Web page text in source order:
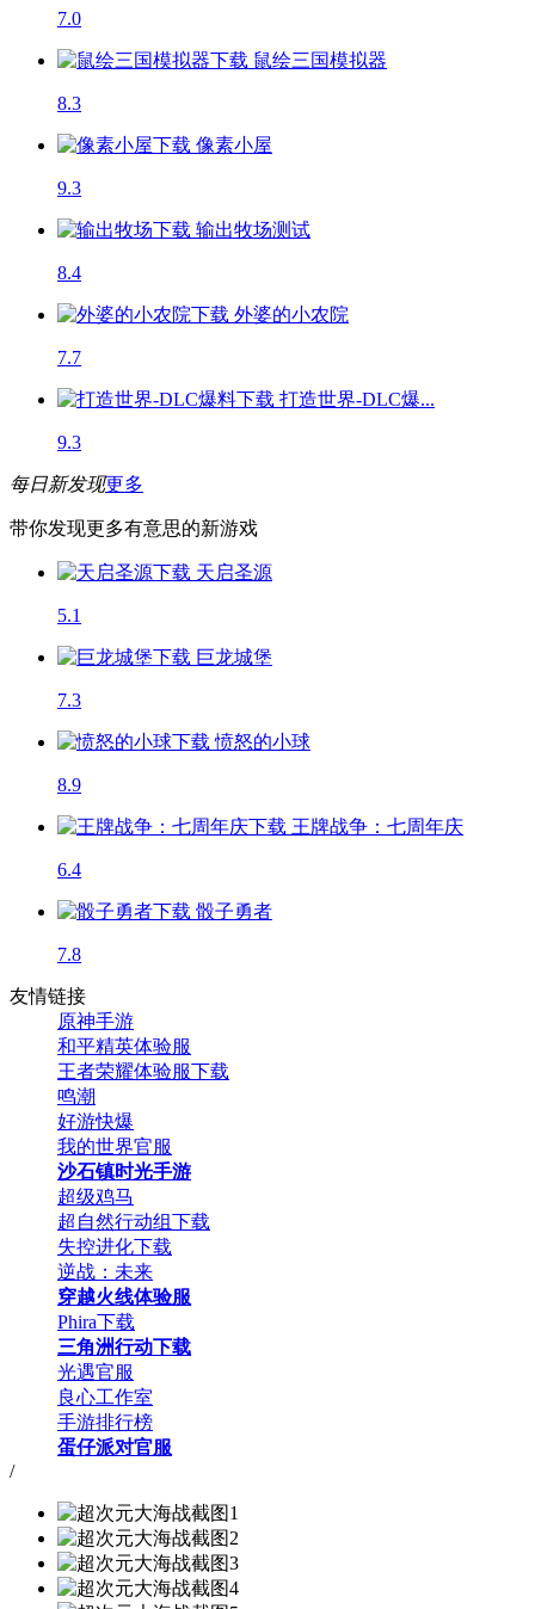
7.0
鼠绘三国模拟器
8.3
像素小屋
9.3
输出牧场测试
8.4
外婆的小农院
7.7
打造世界-DLC爆...
9.3
每日新发现更多
带你发现更多有意思的新游戏
天启圣源
5.1
巨龙城堡
7.3
愤怒的小球
8.9
王牌战争：七周年庆
6.4
骰子勇者
7.8
友情链接
原神手游
和平精英体验服
王者荣耀体验服下载
鸣潮
好游快爆
我的世界官服
沙石镇时光手游
超级鸡马
超自然行动组下载
失控进化下载
逆战：未来
穿越火线体验服
Phira下载
三角洲行动下载
光遇官服
良心工作室
手游排行榜
蛋仔派对官服
/